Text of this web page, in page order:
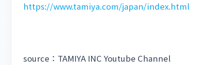
https://www.tamiya.com/japan/index.html
source：TAMIYA INC Youtube Channel